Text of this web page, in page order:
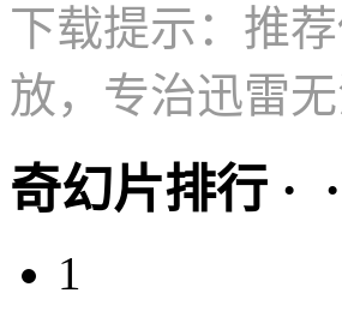
下载提示：推
放，专治迅雷
奇幻片排行 ·
1